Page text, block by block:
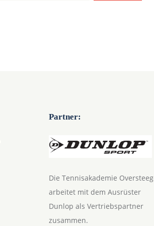
Partner:
Die Tennisakademie
arbeitet mit dem Ausrüster
Dunlop als Vertriebspartner
zusammen.